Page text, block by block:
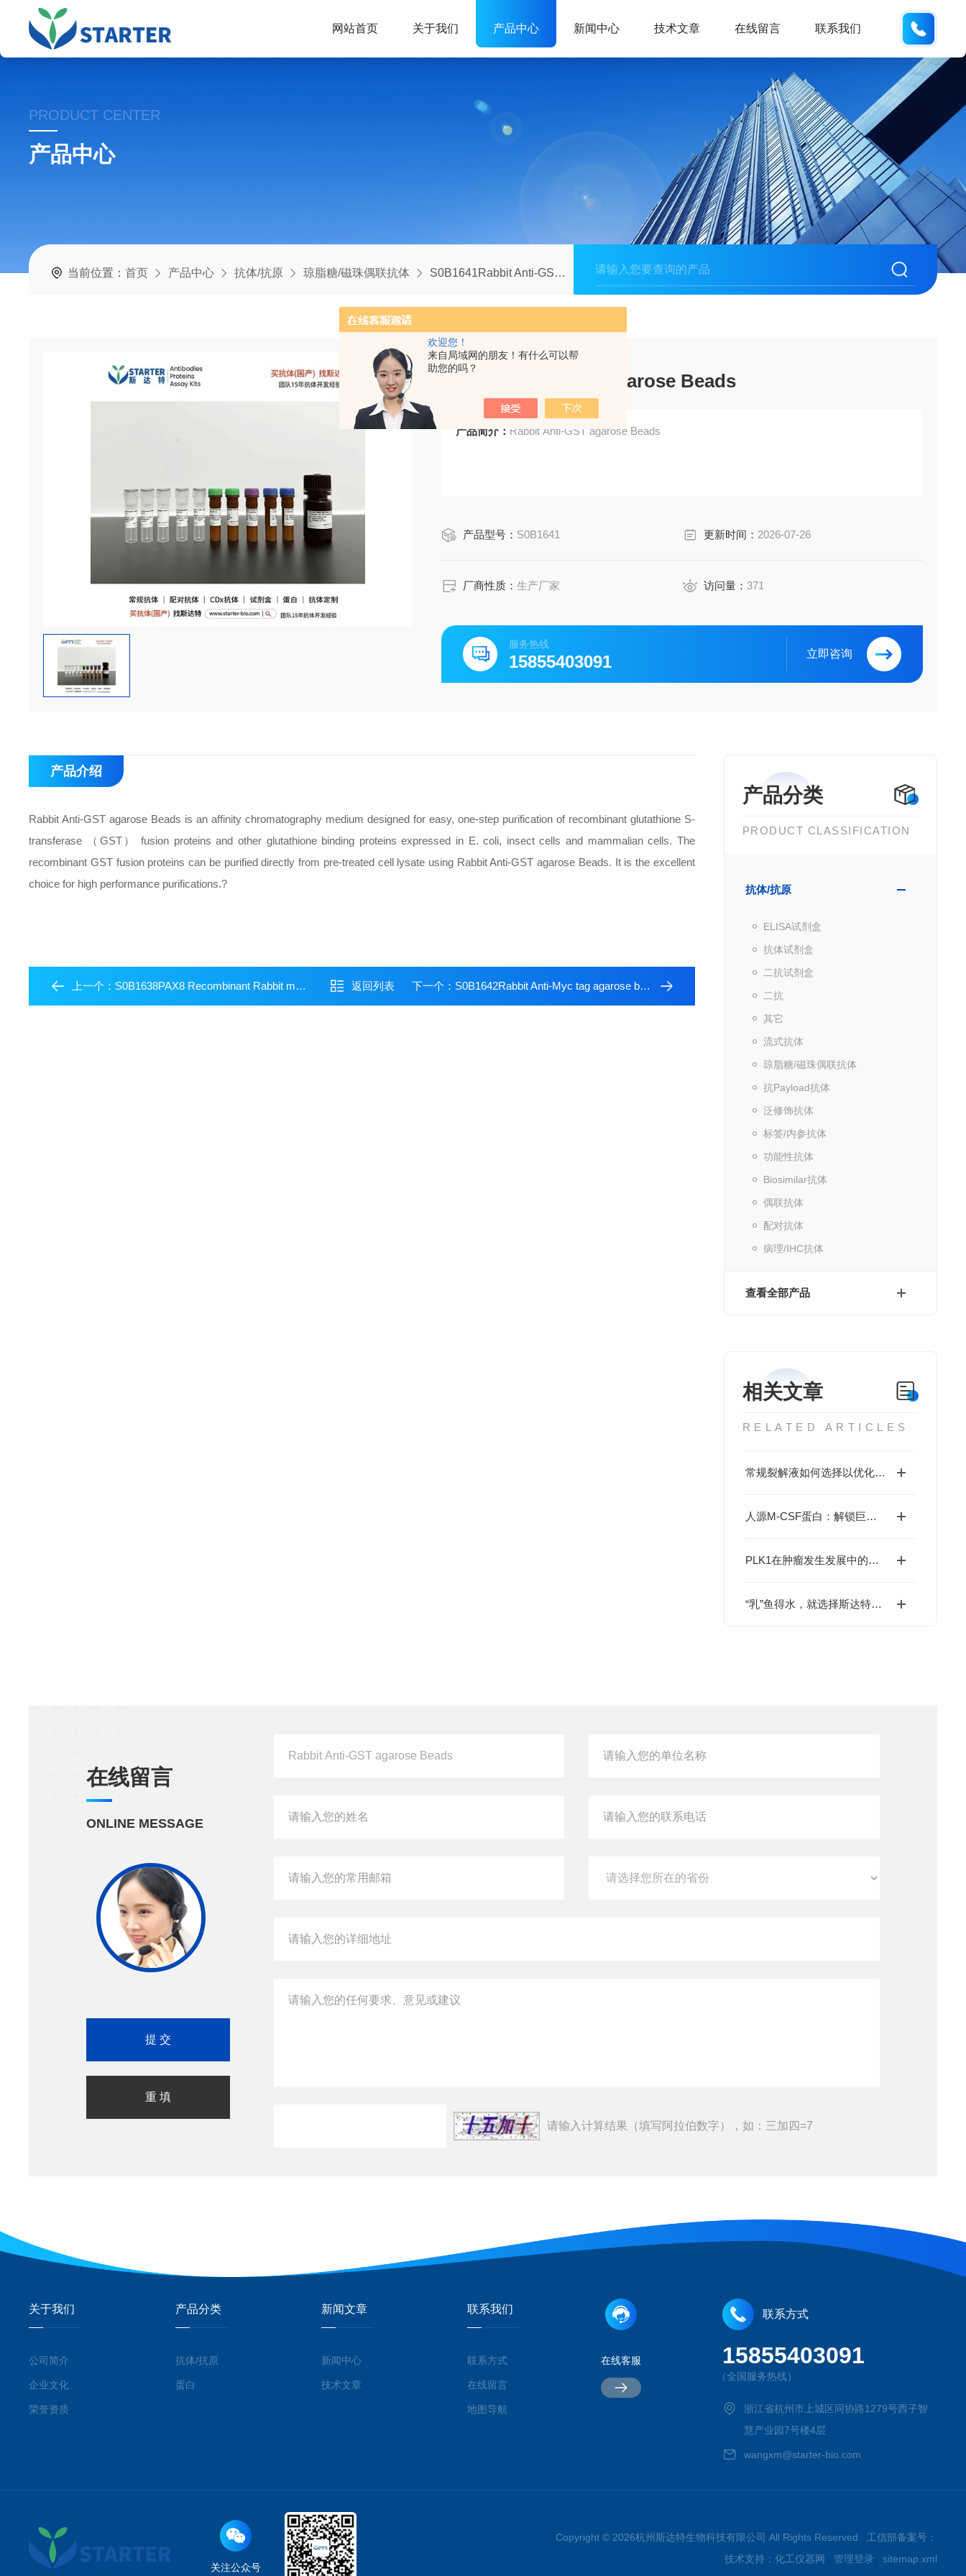
欢迎您！
来自局域网的朋友！有什么可以帮
助您的吗？
网站首页 关于我们 产品中心 新闻中心 技术文章 在线留言 联系我们
PRODUCT CENTER
产品中心
当前位置：首页 产品中心 抗体/抗原 琼脂糖/磁珠偶联抗体 S0B1641Rabbit Anti-GST agarose Beads
Rabbit Anti-GST agarose Beads
产品简介： Rabbit Anti-GST agarose Beads
产品型号： S0B1641 更新时间： 2026-07-26
厂商性质：生产厂家 访问量： 371
服务热线
15855403091 立即咨询
产品分类
PRODUCT CLASSIFICATION
抗体/抗原
ELISA试剂盒
抗体试剂盒
二抗试剂盒
二抗
其它
流式抗体
琼脂糖/磁珠偶联抗体
抗Payload抗体
泛修饰抗体
标签/内参抗体
功能性抗体
Biosimilar抗体
偶联抗体
配对抗体
病理/IHC抗体
查看全部产品
相关文章
RELATED ARTICLES
常规裂解液如何选择以优化蛋白质印迹样品质量？
人源M-CSF蛋白：解锁巨噬细胞研究与肿瘤免疫的科研密钥
PLK1在肿瘤发生发展中的关键作用及靶向治疗前景如何？
“乳”鱼得水，就选择斯达特泛乳酸化抗体及微球!
产品介绍
Rabbit Anti-GST agarose Beads is an affinity chromatography medium designed for easy, one-step purification of recombinant glutathione S-
transferase （GST） fusion proteins and other glutathione binding proteins expressed in E. coli, insect cells and mammalian cells. The
recombinant GST fusion proteins can be purified directly from pre-treated cell lysate using Rabbit Anti-GST agarose Beads. It is the excellent
choice for high performance purifications.?
上一个： S0B1638PAX8 Recombinant Rabbit mAb (Alexa Fluor? 488 Conjugate) (SDT-R509) 返回列表 下一个： S0B1642Rabbit Anti-Myc tag agarose beads
在线留言
ONLINE MESSAGE
请输入计算结果（填写阿拉伯数字），如：三加四=7
关于我们
公司简介
企业文化
荣誉资质
产品分类
抗体/抗原
蛋白
新闻文章
新闻中心
技术文章
联系我们
联系方式
在线留言
地图导航
在线客服
联系方式
15855403091
（全国服务热线）
浙江省杭州市上城区同协路1279号西子智
慧产业园7号楼4层
wangxm@starter-bio.com
关注公众号
Copyright © 2026杭州斯达特生物科技有限公司 All Rights Reserved 工信部备案号：
技术支持： 化工仪器网 管理登录 sitemap.xml